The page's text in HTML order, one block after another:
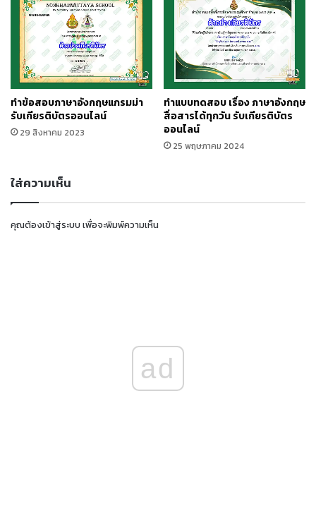
ทำข้อสอบภาษาอังกฤษแกรมม่า
รับเกียรติบัตรออนไลน์
29 สิงหาคม 2023
ทำแบบทดสอบ เรื่อง ภาษาอังกฤษ
สื่อสารได้ทุกวัน รับเกียรติบัตร
ออนไลน์
25 พฤษภาคม 2024
ใส่ความเห็น
คุณต้องเข้าสู่ระบบ เพื่อจะพิมพ์ความเห็น
ad